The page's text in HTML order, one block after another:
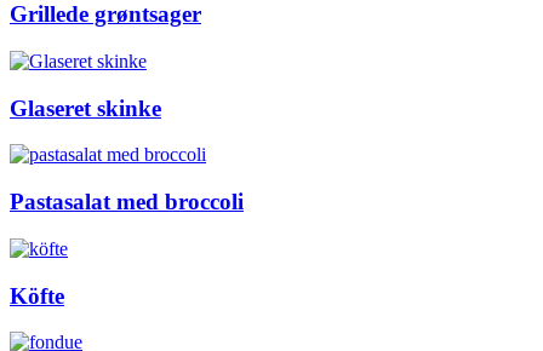
Grillede grøntsager
Glaseret skinke
Pastasalat med broccoli
Köfte